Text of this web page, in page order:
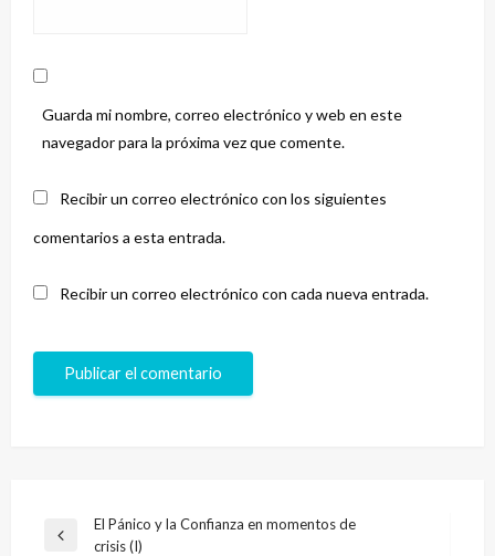
Guarda mi nombre, correo electrónico y web en este
navegador para la próxima vez que comente.
Recibir un correo electrónico con los siguientes
comentarios a esta entrada.
Recibir un correo electrónico con cada nueva entrada.
Navegación
Entrada
El Pánico y la Confianza en momentos de
crisis (I)